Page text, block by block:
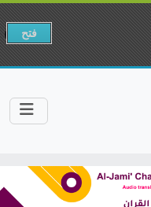
فتح